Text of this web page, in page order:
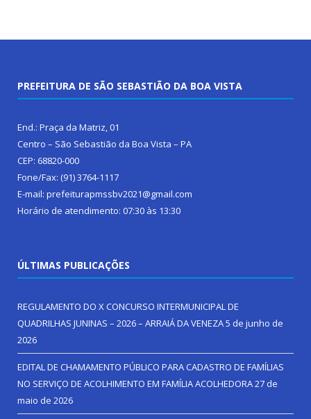
PREFEITURA DE SÃO SEBASTIÃO DA BOA VISTA
End.: Praça da Matriz, 01
Centro – São Sebastião da Boa Vista – PA
CEP: 68820-000
Fone/Fax: (91) 3764-1117
E-mail: prefeiturapmssbv2021@gmail.com
Horário de atendimento: 07:30 às 13:30
ÚLTIMAS PUBLICAÇÕES
REGULAMENTO DO X CONCURSO INTERMUNICIPAL DE
QUADRILHAS JUNINAS – 2026 – ARRAIÁ DA VENEZA5 de junho de
2026
EDITAL DE CHAMAMENTO PÚBLICO PARA CADASTRO DE FAMÍLIAS
NO SERVIÇO DE ACOLHIMENTO EM FAMÍLIA ACOLHEDORA27 de
maio de 2026